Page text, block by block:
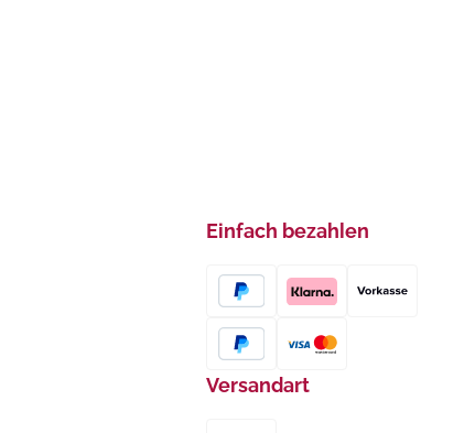
Einfach bezahlen
Versandart